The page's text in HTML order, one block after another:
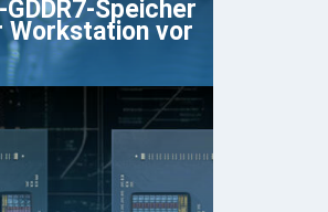
GDDR7-Speicher
Workstation vor